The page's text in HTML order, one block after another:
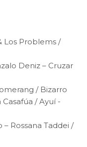
Los Problems /
Deniz – Cruzar
/ Bizarro
/ Ayuí -
– Rossana Taddei /